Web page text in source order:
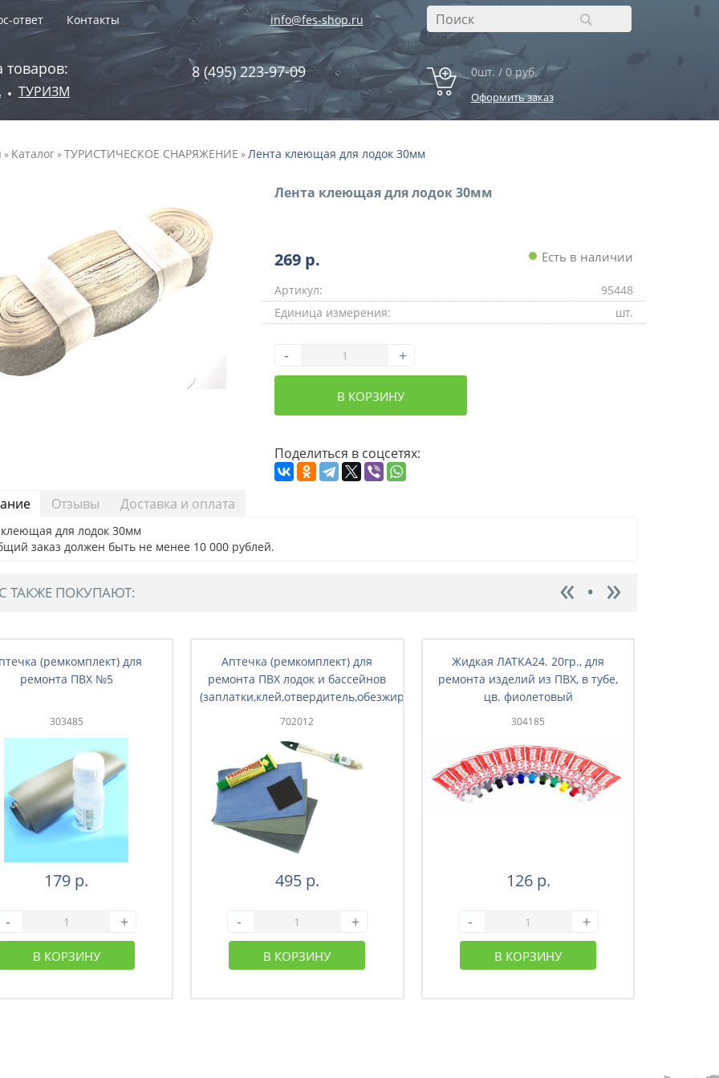
ответ Контакты info@fes-shop.ru
товаров:
• ТУРИЗМ
8 (495) 223-97-09 0шт. / 0 руб.
Оформить заказ
» Каталог»ТУРИСТИЧЕСКОЕ СНАРЯЖЕНИЕ »Лента клеющая для лодок 30мм
Лента клеющая для лодок 30мм
269 р. Есть в наличии
Артикул:
95448
Единица измерения:
шт.
- +
В КОРЗИНУ
Поделиться в соцсетях:
Отзывы Доставка и оплата
для лодок 30мм
заказ должен быть не менее 10 000 рублей.
ТАКЖЕ ПОКУПАЮТ:
(ремкомплект) для
ремонта ПВХ №5
303485
179 р.
- +
В КОРЗИНУ
Аптечка (ремкомплект) для
ремонта ПВХ лодок и бассейнов
(заплатки,клей,отвердитель,обезжирив.,кисть)
702012
495 р.
- +
В КОРЗИНУ
Жидкая ЛАТКА24. 20гр., для
ремонта изделий из ПВХ, в тубе,
цв. фиолетовый
304185
126 р.
- +
В КОРЗИНУ